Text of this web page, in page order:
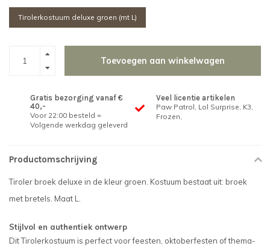
Tirolerkostuum deluxe groen (mt L)
Toevoegen aan winkelwagen
Gratis bezorging vanaf €
40,-
Voor 22:00 besteld =
Volgende werkdag geleverd
Veel licentie artikelen
Paw Patrol, Lol Surprise, K3,
Frozen,
Productomschrijving
Tiroler broek deluxe in de kleur groen. Kostuum bestaat uit: broek
met bretels. Maat L.
Stijlvol en authentiek ontwerp
Dit Tirolerkostuum is perfect voor feesten, oktoberfesten of thema-